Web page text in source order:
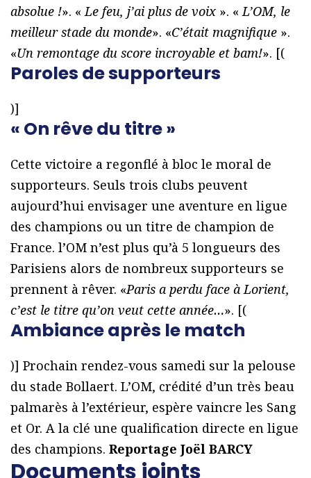
absolue !». «Le feu, j’ai plus de voix ». «L’OM, le
meilleur stade du monde». «C’était magnifique ».
«Un remontage du score incroyable et bam!». [(
Paroles de supporteurs
)]
« On rêve du titre »
Cette victoire a regonflé à bloc le moral de
supporteurs. Seuls trois clubs peuvent
aujourd’hui envisager une aventure en ligue
des champions ou un titre de champion de
France. l’OM n’est plus qu’à 5 longueurs des
Parisiens alors de nombreux supporteurs se
prennent à rêver. «Paris a perdu face à Lorient,
c’est le titre qu’on veut cette année…». [(
Ambiance après le match
)] Prochain rendez-vous samedi sur la pelouse
du stade Bollaert. L’OM, crédité d’un très beau
palmarès à l’extérieur, espère vaincre les Sang
et Or. A la clé une qualification directe en ligue
des champions. Reportage Joël BARCY
Documents joints